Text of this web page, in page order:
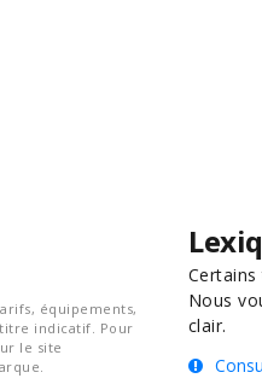
équipements,
indicatif. Pour
le site
Nous
clair.